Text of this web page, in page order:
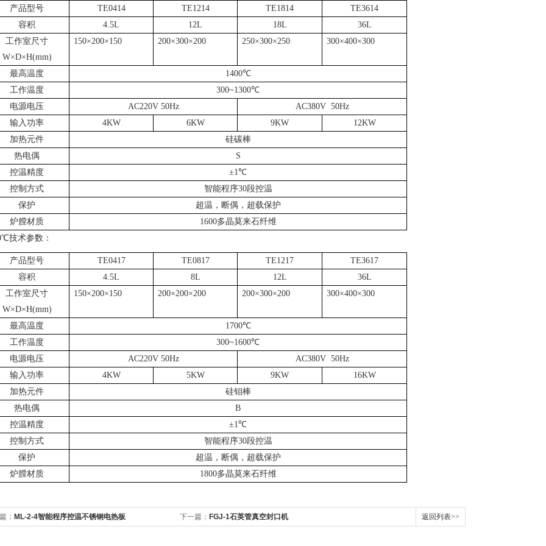
产品型号 TE0414 TE1214 TE1814
TE3614
容积
4.5L 12L 18L
36L
工作室尺寸
W×D×H(mm)
150×200×150 200×300×200 250×300×250 300×400×300
最高温度 1400℃
工作温度
300~1300℃
电源电压
AC220V 50Hz
AC380V 50Hz
输入功率
4KW 6KW 9KW
12KW
加热元件
硅碳棒
热电偶
S
控温精度
±1℃
控制方式
智能程序30段控温
保护
超温，断偶，超载保护
炉膛材质
1600多晶莫来石纤维
℃技术参数：
产品型号 TE0417 TE0817 TE1217
TE3617
容积
4.5L 8L 12L
36L
工作室尺寸
W×D×H(mm)
150×200×150 200×200×200 200×300×200 300×400×300
最高温度 1700℃
工作温度
300~1600℃
电源电压
AC220V 50Hz
AC380V 50Hz
输入功率
4KW 5KW 9KW
16KW
加热元件
硅钼棒
热电偶
B
控温精度
±1℃
控制方式
智能程序30段控温
保护
超温，断偶，超载保护
炉膛材质
1800多晶莫来石纤维
： ML-2-4智能程序控温不锈钢电热板 下一篇： FGJ-1石英管真空封口机 返回列表>>